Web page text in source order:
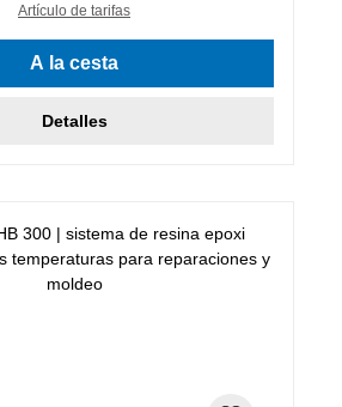
Artículo de tarifas
A la cesta
Detalles